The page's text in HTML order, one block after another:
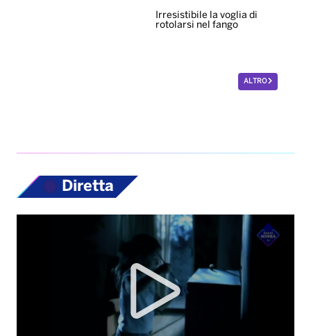
Irresistibile la voglia di
rotolarsi nel fango
ALTRO
Diretta